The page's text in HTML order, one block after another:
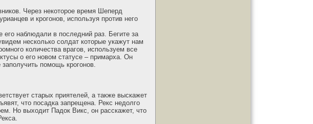
Через некоторое время Шеперд
и крогонов, используя против него
наблюдали в последний раз. Бегите за
несколько солдат которые укажут нам
количества врагов, используем все
о его новом статусе – примарха. Он
помощь крогонов.
старых приятелей, а также выскажет
что посадка запрещена. Рекс недолго
Но выходит Падок Викс, он расскажет, что